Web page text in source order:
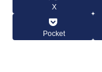
X
Pocket